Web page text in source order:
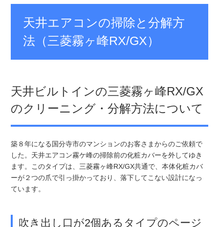
天井エアコンの掃除と分解方
法（三菱霧ヶ峰RX/GX）
天井ビルトインの三菱霧ヶ峰RX/GX
のクリーニング・分解方法について
築８年になる国分寺市のマンションのお客さまからのご依頼で
した。天井エアコン霧ケ峰の掃除前の化粧カバーを外してゆき
ます。このタイプは、三菱霧ヶ峰RX/GX共通で、本体化粧カバ
ーが２つの爪で引っ掛かっており、落下してこない設計になっ
ています。
吹き出し口が2個あるタイプのページ